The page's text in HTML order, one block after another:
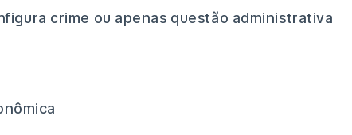
crime ou apenas questão administrativa